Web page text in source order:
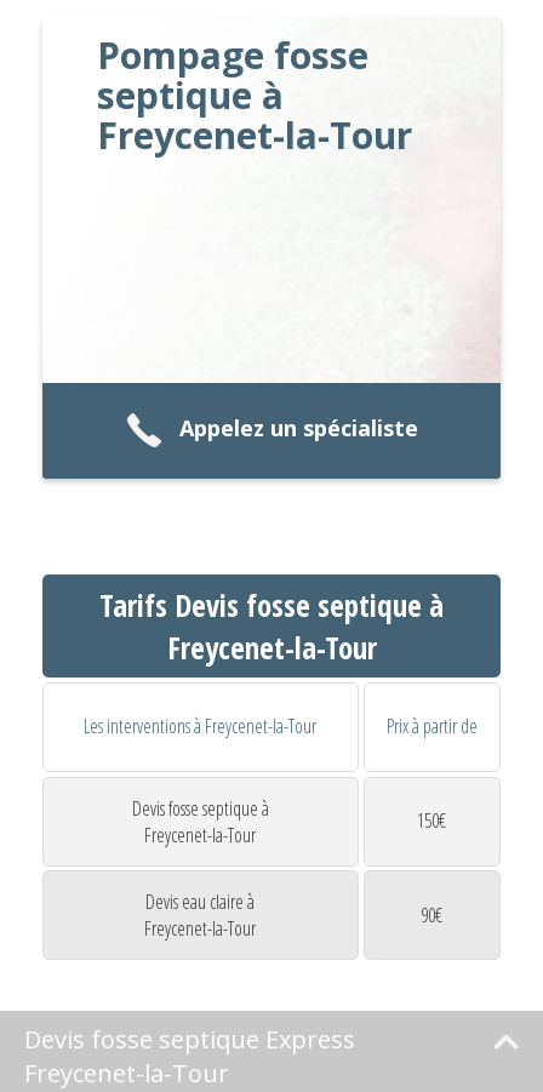
Pompage fosse
septique à
Freycenet-la-Tour
Appelez un spécialiste
Tarifs Devis fosse septique à
Freycenet-la-Tour
Les interventions à Freycenet-la-Tour Prix à partir de
Devis fosse septique à
Freycenet-la-Tour
150€
Devis eau claire à
Freycenet-la-Tour
90€
Devis fosse septique Express
Freycenet-la-Tour